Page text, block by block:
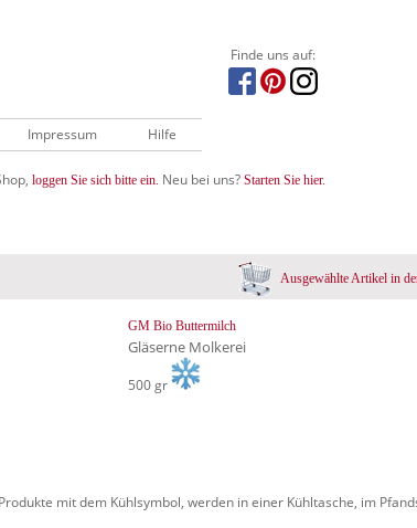
Finde uns auf:
Impressum Hilfe
loggen Sie sich bitte ein. Neu bei uns? Starten Sie hier.
Ausgewählte Artikel in
GM Bio Buttermilch
Gläserne Molkerei
500 gr
mit dem Kühlsymbol, werden in einer Kühltasche, im